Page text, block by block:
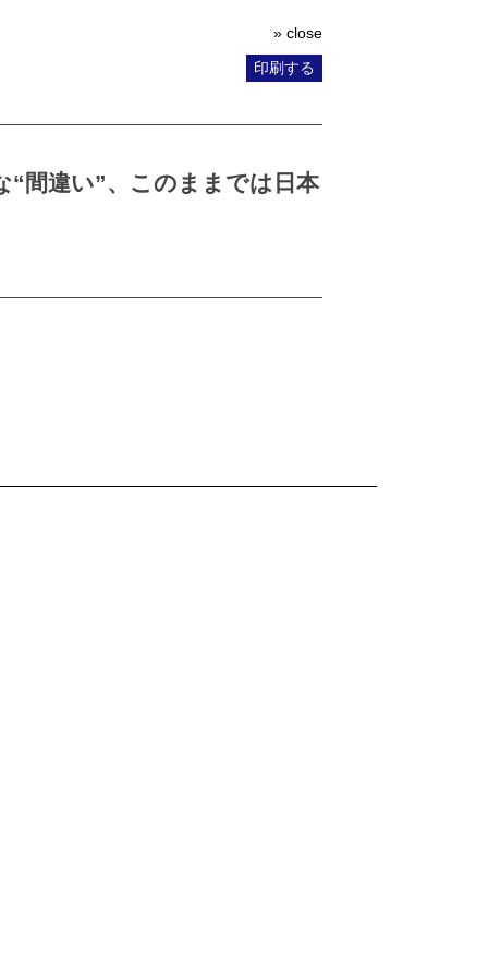
» close
印刷する
間違い”、このままでは日本